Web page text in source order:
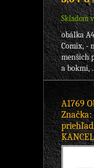
Skladom
obálka
Comix, -
menších
a bokmi,
A1769
Značka: